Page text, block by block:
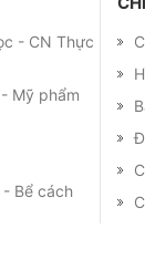
- CN Thực
Mỹ phẩm
Bể cách